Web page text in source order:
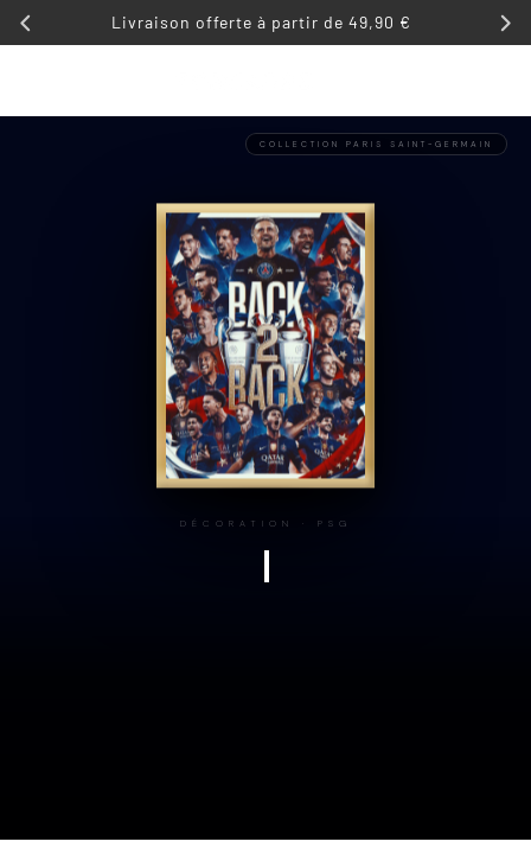
AU
Livraison offerte à partir de 49,90 €
COLLECTION PARIS SAINT-GERMAIN
DÉCORATION · PSG